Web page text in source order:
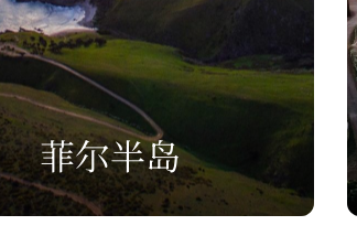
菲尔半岛